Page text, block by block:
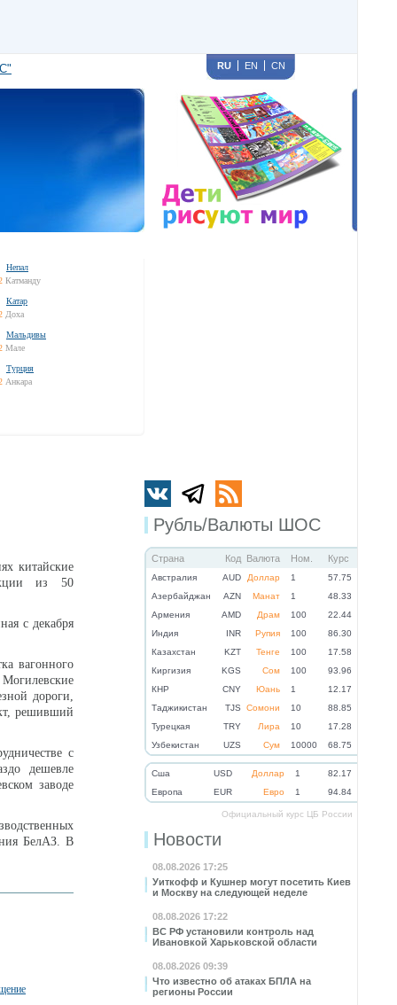
RU EN CN
Непал
Катманду
Катар
Доха
Мальдивы
Мале
Турция
Анкара
Рубль/Валюты ШОС
Страна Код Валюта Ном. Курс
Австралия AUD Доллар 1
57.75
Азербайджан
AZN Манат 1
48.33
Армения
AMD Драм 100
22.44
Индия
INR Рупия 100
86.30
Казахстан
KZT Тенге 100
17.58
Киргизия
KGS Сом 100
93.96
КНР
CNY Юань 1
12.17
Таджикистан
TJS Сомони 10
88.85
Турецкая
TRY Лира 10
17.28
Узбекистан
UZS Сум 10000 68.75
Cша USD Доллар 1
82.17
Eвропа
EUR Евро 1 94.84
Официальный курс ЦБ России
Новости
08.08.2026 17:25
Уиткофф и Кушнер могут посетить Киев
и Москву на следующей неделе
08.08.2026 17:22
ВС РФ установили контроль над
Ивановкой Харьковской области
08.08.2026 09:39
Что известно об атаках БПЛА на
регионы России
китайские
из 50
с декабря
вагонного
дороги,
решивший
с
дешевле
заводе
БелАЗ. В